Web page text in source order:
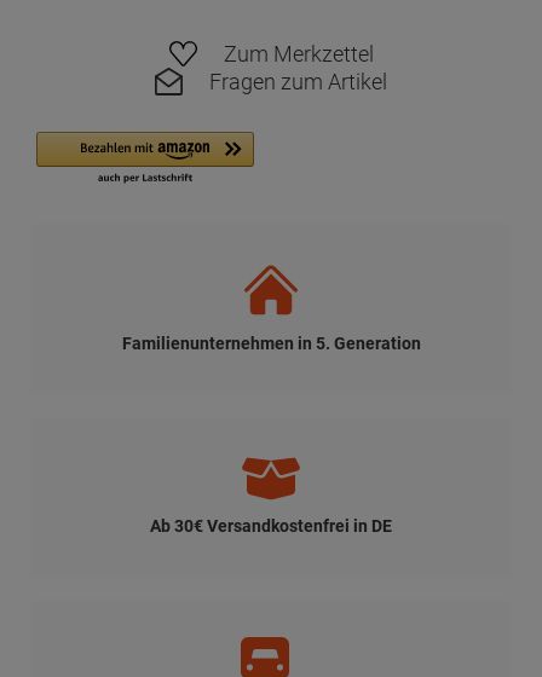
Zum Merkzettel
Fragen zum Artikel
Familienunternehmen in 5. Generation
Ab 30€ Versandkostenfrei in DE